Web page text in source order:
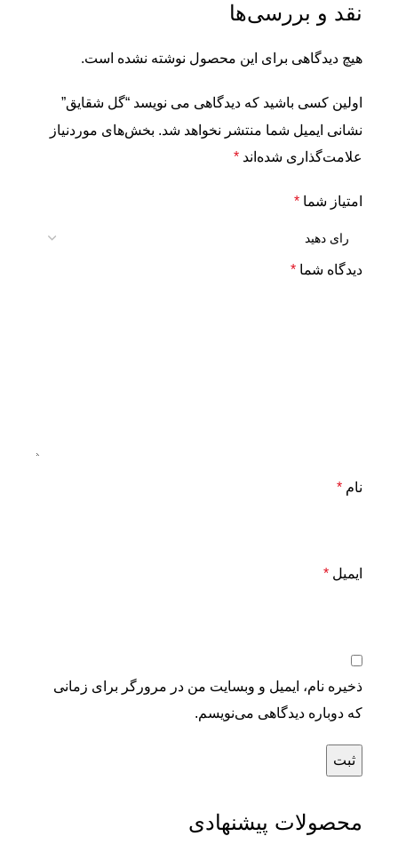
نقد و بررسی‌ها
هیچ دیدگاهی برای این محصول نوشته نشده است.
اولین کسی باشید که دیدگاهی می نویسد “گل شقایق”
نشانی ایمیل شما منتشر نخواهد شد. بخش‌های موردنیاز
علامت‌گذاری شده‌اند *
امتیاز شما *
دیدگاه شما *
نام *
ایمیل *
ذخیره نام، ایمیل و وبسایت من در مرورگر برای زمانی
که دوباره دیدگاهی می‌نویسم.
محصولات پیشنهادی